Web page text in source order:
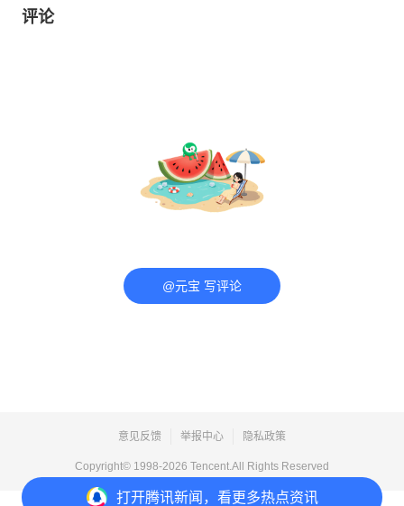
打开腾讯新闻，看更多热点资讯
评论
@元宝 写评论
意见反馈 举报中心 隐私政策
Copyright© 1998-2026 Tencent.All Rights Reserved